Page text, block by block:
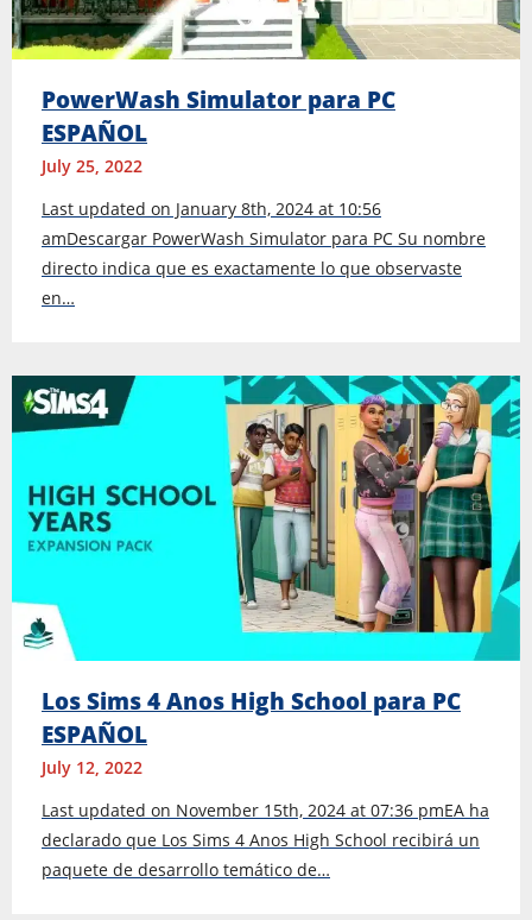
PowerWash Simulator para PC
ESPAÑOL
July 25, 2022
Last updated on January 8th, 2024 at 10:56
amDescargar PowerWash Simulator para PC Su nombre
directo indica que es exactamente lo que observaste
en…
Los Sims 4 Anos High School para PC
ESPAÑOL
July 12, 2022
Last updated on November 15th, 2024 at 07:36 pmEA ha
declarado que Los Sims 4 Anos High School recibirá un
paquete de desarrollo temático de…